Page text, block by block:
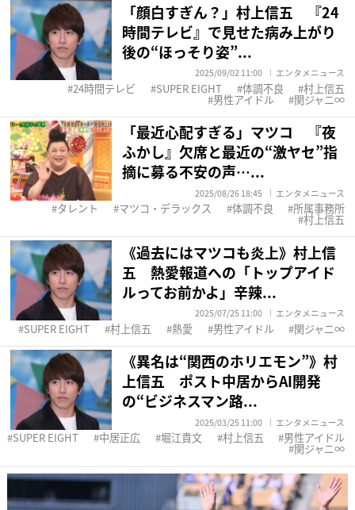
「顔白すぎん？」村上信五 『24
時間テレビ』で見せた病み上がり
後の“ほっそり姿”...
2025/09/02 11:00 エンタメニュース
24時間テレビ SUPER EIGHT 体調不良 村上信五
男性アイドル 関ジャニ∞
「最近心配すぎる」マツコ 『夜
ふかし』欠席と最近の“激ヤセ”指
摘に募る不安の声…...
2025/08/26 18:45 エンタメニュース
タレント マツコ・デラックス 体調不良 所属事務所
村上信五
《過去にはマツコも炎上》村上信
五 熱愛報道への「トップアイド
ルってお前かよ」辛辣...
2025/07/25 11:00 エンタメニュース
SUPER EIGHT 村上信五 熱愛 男性アイドル 関ジャニ∞
《異名は“関西のホリエモン”》村
上信五 ポスト中居からAI開発
の“ビジネスマン路...
2025/03/25 11:00 エンタメニュース
SUPER EIGHT 中居正広 堀江貴文 村上信五 男性アイドル
関ジャニ∞